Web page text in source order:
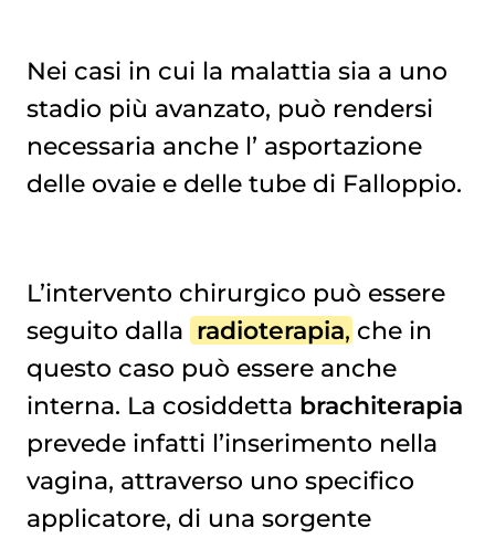
Nei casi in cui la malattia sia a uno
stadio più avanzato, può rendersi
necessaria anche l’ asportazione
delle ovaiee delle tube di Falloppio.
L’intervento chirurgico può essere
seguito dalla radioterapia, che in
questo caso può essere anche
interna. La cosiddetta brachiterapia
prevede infatti l’inserimento nella
vagina, attraverso uno specifico
applicatore, di una sorgente